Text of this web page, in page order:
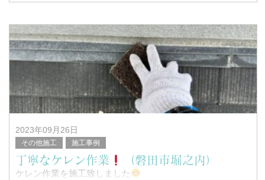
こんにちは！
浜松市南区を中心に塗装工事全般を行っている、
塗替家の堤と申します。
&n
2023年09月26日
その他施工 施工事例
丁寧なケレン作業 （磐田市堀之内）
ケレン作業を施工致しました